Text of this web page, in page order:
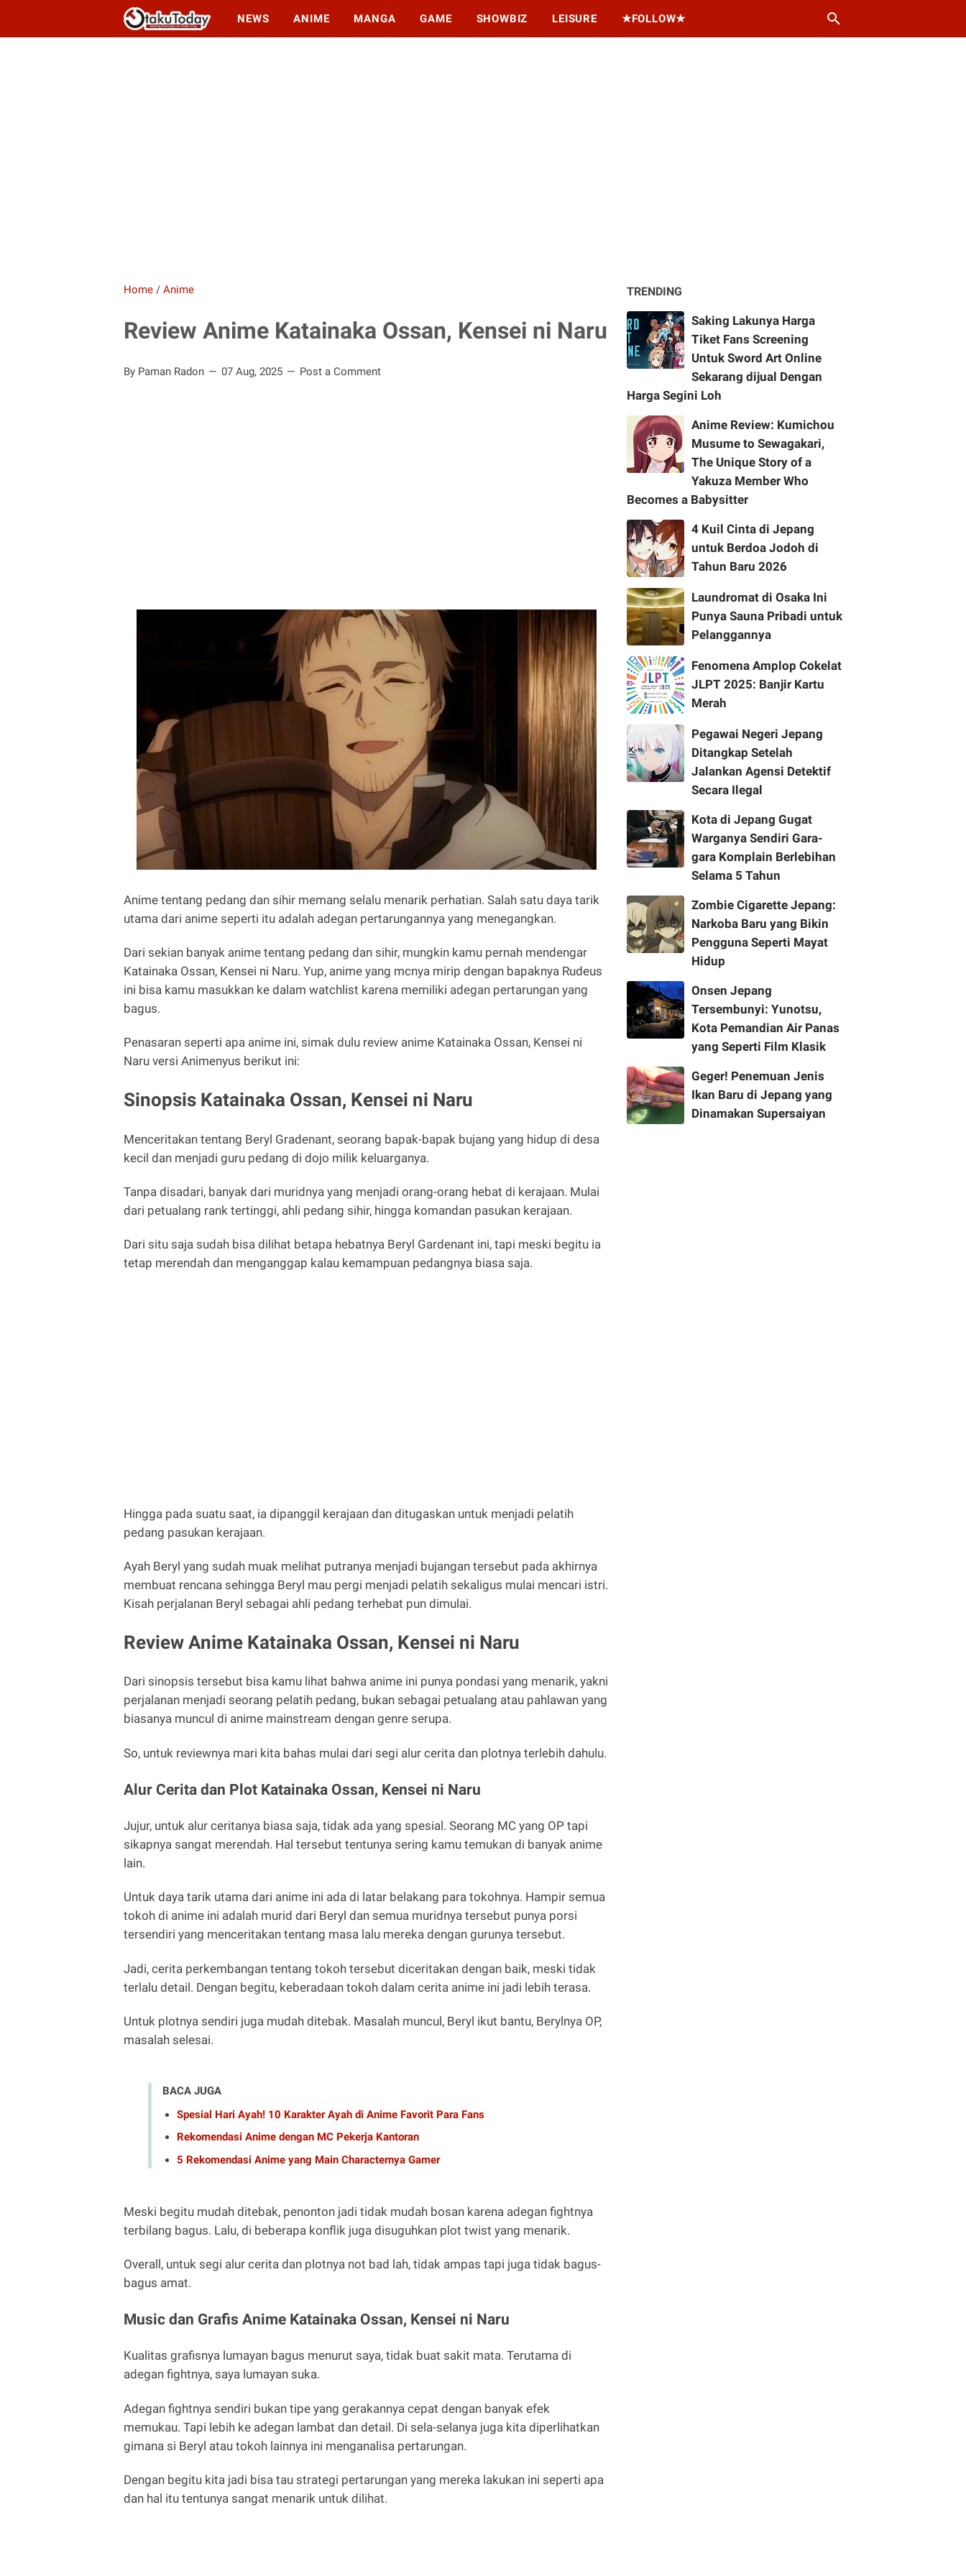
NEWS ANIME MANGA GAME SHOWBIZ LEISURE ★FOLLOW★
Home / Anime
Review Anime Katainaka Ossan, Kensei ni Naru
By Paman Radon 07 Aug, 2025 Post a Comment
Anime tentang pedang dan sihir memang selalu menarik perhatian. Salah satu daya tarik
utama dari anime seperti itu adalah adegan pertarungannya yang menegangkan.
Dari sekian banyak anime tentang pedang dan sihir, mungkin kamu pernah mendengar
Katainaka Ossan, Kensei ni Naru. Yup, anime yang mcnya mirip dengan bapaknya Rudeus
ini bisa kamu masukkan ke dalam watchlist karena memiliki adegan pertarungan yang
bagus.
Penasaran seperti apa anime ini, simak dulu review anime Katainaka Ossan, Kensei ni
Naru versi Animenyus berikut ini:
Sinopsis Katainaka Ossan, Kensei ni Naru
Menceritakan tentang Beryl Gradenant, seorang bapak-bapak bujang yang hidup di desa
kecil dan menjadi guru pedang di dojo milik keluarganya.
Tanpa disadari, banyak dari muridnya yang menjadi orang-orang hebat di kerajaan. Mulai
dari petualang rank tertinggi, ahli pedang sihir, hingga komandan pasukan kerajaan.
Dari situ saja sudah bisa dilihat betapa hebatnya Beryl Gardenant ini, tapi meski begitu ia
tetap merendah dan menganggap kalau kemampuan pedangnya biasa saja.
Hingga pada suatu saat, ia dipanggil kerajaan dan ditugaskan untuk menjadi pelatih
pedang pasukan kerajaan.
Ayah Beryl yang sudah muak melihat putranya menjadi bujangan tersebut pada akhirnya
membuat rencana sehingga Beryl mau pergi menjadi pelatih sekaligus mulai mencari istri.
Kisah perjalanan Beryl sebagai ahli pedang terhebat pun dimulai.
Review Anime Katainaka Ossan, Kensei ni Naru
Dari sinopsis tersebut bisa kamu lihat bahwa anime ini punya pondasi yang menarik, yakni
perjalanan menjadi seorang pelatih pedang, bukan sebagai petualang atau pahlawan yang
biasanya muncul di anime mainstream dengan genre serupa.
So, untuk reviewnya mari kita bahas mulai dari segi alur cerita dan plotnya terlebih dahulu.
Alur Cerita dan Plot Katainaka Ossan, Kensei ni Naru
Jujur, untuk alur ceritanya biasa saja, tidak ada yang spesial. Seorang MC yang OP tapi
sikapnya sangat merendah. Hal tersebut tentunya sering kamu temukan di banyak anime
lain.
Untuk daya tarik utama dari anime ini ada di latar belakang para tokohnya. Hampir semua
tokoh di anime ini adalah murid dari Beryl dan semua muridnya tersebut punya porsi
tersendiri yang menceritakan tentang masa lalu mereka dengan gurunya tersebut.
Jadi, cerita perkembangan tentang tokoh tersebut diceritakan dengan baik, meski tidak
terlalu detail. Dengan begitu, keberadaan tokoh dalam cerita anime ini jadi lebih terasa.
Untuk plotnya sendiri juga mudah ditebak. Masalah muncul, Beryl ikut bantu, Berylnya OP,
masalah selesai.
BACA JUGA
Spesial Hari Ayah! 10 Karakter Ayah di Anime Favorit Para Fans
Rekomendasi Anime dengan MC Pekerja Kantoran
5 Rekomendasi Anime yang Main Characternya Gamer
Meski begitu mudah ditebak, penonton jadi tidak mudah bosan karena adegan fightnya
terbilang bagus. Lalu, di beberapa konflik juga disuguhkan plot twist yang menarik.
Overall, untuk segi alur cerita dan plotnya not bad lah, tidak ampas tapi juga tidak bagus-
bagus amat.
Music dan Grafis Anime Katainaka Ossan, Kensei ni Naru
Kualitas grafisnya lumayan bagus menurut saya, tidak buat sakit mata. Terutama di
adegan fightnya, saya lumayan suka.
Adegan fightnya sendiri bukan tipe yang gerakannya cepat dengan banyak efek
memukau. Tapi lebih ke adegan lambat dan detail. Di sela-selanya juga kita diperlihatkan
gimana si Beryl atau tokoh lainnya ini menganalisa pertarungan.
Dengan begitu kita jadi bisa tau strategi pertarungan yang mereka lakukan ini seperti apa
dan hal itu tentunya sangat menarik untuk dilihat.
TRENDING
Saking Lakunya Harga
Tiket Fans Screening
Untuk Sword Art Online
Sekarang dijual Dengan
Harga Segini Loh
Anime Review: Kumichou
Musume to Sewagakari,
The Unique Story of a
Yakuza Member Who
Becomes a Babysitter
4 Kuil Cinta di Jepang
untuk Berdoa Jodoh di
Tahun Baru 2026
Laundromat di Osaka Ini
Punya Sauna Pribadi untuk
Pelanggannya
Fenomena Amplop Cokelat
JLPT 2025: Banjir Kartu
Merah
Pegawai Negeri Jepang
Ditangkap Setelah
Jalankan Agensi Detektif
Secara Ilegal
Kota di Jepang Gugat
Warganya Sendiri Gara-
gara Komplain Berlebihan
Selama 5 Tahun
Zombie Cigarette Jepang:
Narkoba Baru yang Bikin
Pengguna Seperti Mayat
Hidup
Onsen Jepang
Tersembunyi: Yunotsu,
Kota Pemandian Air Panas
yang Seperti Film Klasik
Geger! Penemuan Jenis
Ikan Baru di Jepang yang
Dinamakan Supersaiyan